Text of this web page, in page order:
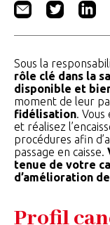
Sous la
rôle clé dans la
disponible et
moment de leur
fidélisation.
et réalisez
procédures afin
passage en caisse.
tenue de votre
d’amélioration
Profil